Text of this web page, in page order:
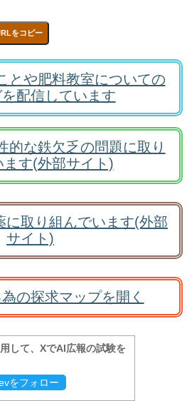
をコピー
とや肥料教室についての
配信しています
的な鉄欠乏の問題に取り
ます(外部サイト)
に取り組んでいます(外部
サイト)
の探求マップを開く
して、XでAI広報の試験を
をフォロー